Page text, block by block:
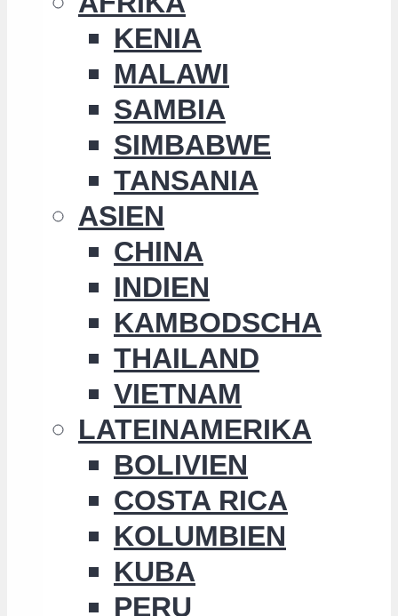
KENIA
MALAWI
SAMBIA
SIMBABWE
TANSANIA
ASIEN
CHINA
INDIEN
KAMBODSCHA
THAILAND
VIETNAM
LATEINAMERIKA
BOLIVIEN
COSTA RICA
KOLUMBIEN
KUBA
PERU